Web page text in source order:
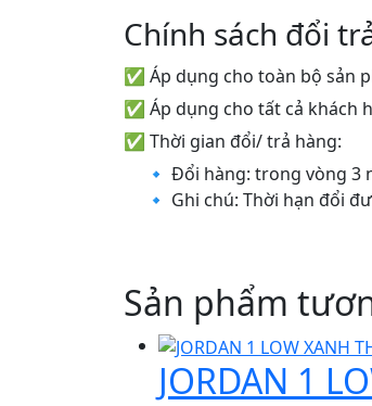
Chính sách đổi
✅ Áp dụng cho toàn bộ sản
✅ Áp dụng cho tất cả khách
✅ Thời gian đổi/ trả hàng:
🔹 Đổi hàng: trong vòng 3
🔹 Ghi chú: Thời hạn đổi
Sản phẩm
JORDAN 1